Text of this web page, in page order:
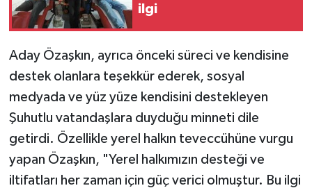
ilgi
Aday Özaşkın, ayrıca önceki süreci ve kendisine
destek olanlara teşekkür ederek, sosyal
medyada ve yüz yüze kendisini destekleyen
Şuhutlu vatandaşlara duyduğu minneti dile
getirdi. Özellikle yerel halkın teveccühüne vurgu
yapan Özaşkın, "Yerel halkımızın desteği ve
iltifatları her zaman için güç verici olmuştur. Bu ilgi